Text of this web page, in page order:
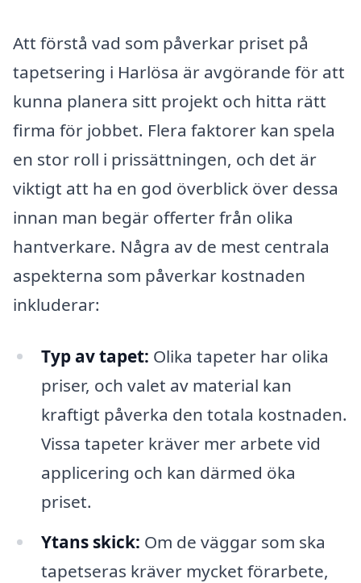
Att förstå vad som påverkar priset på
tapetsering i Harlösa är avgörande för att
kunna planera sitt projekt och hitta rätt
firma för jobbet. Flera faktorer kan spela
en stor roll i prissättningen, och det är
viktigt att ha en god överblick över dessa
innan man begär offerter från olika
hantverkare. Några av de mest centrala
aspekterna som påverkar kostnaden
inkluderar:
Typ av tapet: Olika tapeter har olika
priser, och valet av material kan
kraftigt påverka den totala kostnaden.
Vissa tapeter kräver mer arbete vid
applicering och kan därmed öka
priset.
Ytans skick: Om de väggar som ska
tapetseras kräver mycket förarbete,